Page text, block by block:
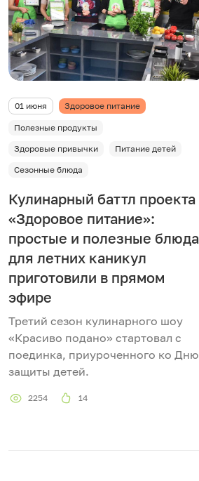
01 июня Здоровое питание
Полезные продукты
Здоровые привычки
Питание детей
Сезонные блюда
Кулинарный баттл проекта
«Здоровое питание»:
простые и полезные блюда
для летних каникул
приготовили в прямом
эфире
Третий сезон кулинарного шоу
«Красиво подано» стартовал с
поединка, приуроченного ко Дню
защиты детей.
2254 14